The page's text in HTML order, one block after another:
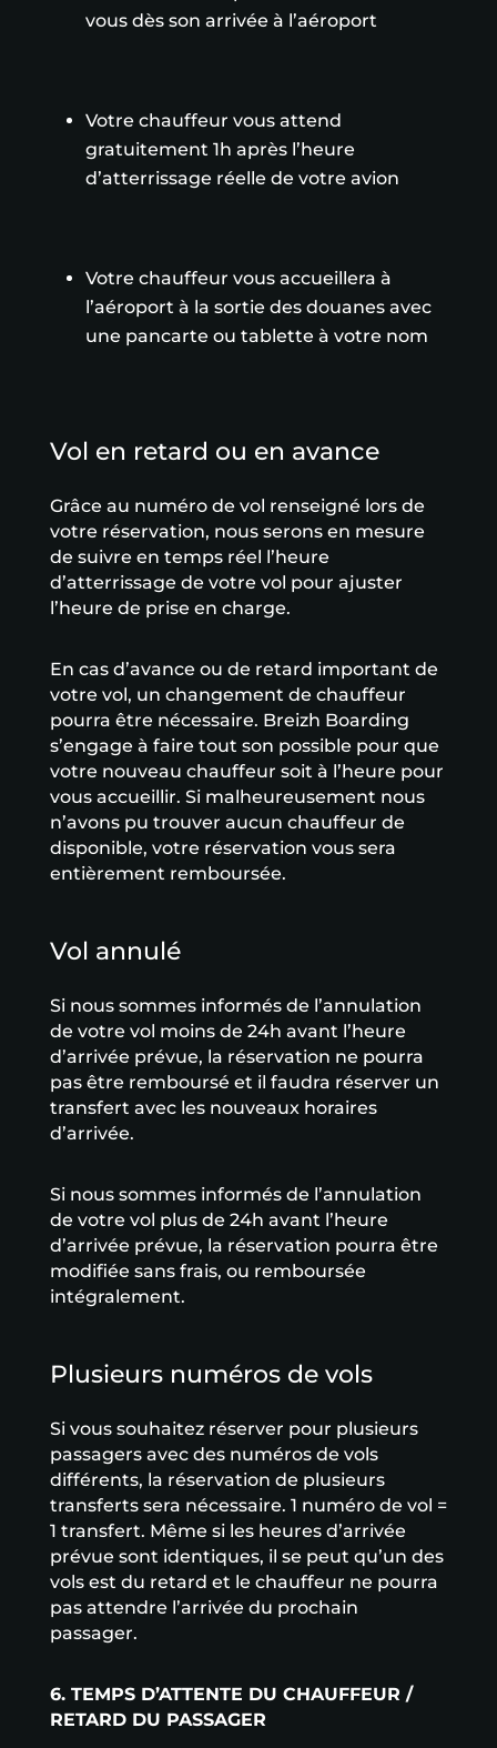
vous dès son arrivée à l’aéroport
Votre chauffeur vous attend
gratuitement 1h après l’heure
d’atterrissage réelle de votre avion
Votre chauffeur vous accueillera à
l’aéroport à la sortie des douanes avec
une pancarte ou tablette à votre nom
Vol en retard ou en avance
Grâce au numéro de vol renseigné lors de
votre réservation, nous serons en mesure
de suivre en temps réel l’heure
d’atterrissage de votre vol pour ajuster
l’heure de prise en charge.
En cas d’avance ou de retard important de
votre vol, un changement de chauffeur
pourra être nécessaire. Breizh Boarding
s’engage à faire tout son possible pour que
votre nouveau chauffeur soit à l’heure pour
vous accueillir. Si malheureusement nous
n’avons pu trouver aucun chauffeur de
disponible, votre réservation vous sera
entièrement remboursée.
Vol annulé
Si nous sommes informés de l’annulation
de votre vol moins de 24h avant l’heure
d’arrivée prévue, la réservation ne pourra
pas être remboursé et il faudra réserver un
transfert avec les nouveaux horaires
d’arrivée.
Si nous sommes informés de l’annulation
de votre vol plus de 24h avant l’heure
d’arrivée prévue, la réservation pourra être
modifiée sans frais, ou remboursée
intégralement.
Plusieurs numéros de vols
Si vous souhaitez réserver pour plusieurs
passagers avec des numéros de vols
différents, la réservation de plusieurs
transferts sera nécessaire. 1 numéro de vol =
1 transfert. Même si les heures d’arrivée
prévue sont identiques, il se peut qu’un des
vols est du retard et le chauffeur ne pourra
pas attendre l’arrivée du prochain
passager.
6. TEMPS D’ATTENTE DU CHAUFFEUR /
RETARD DU PASSAGER